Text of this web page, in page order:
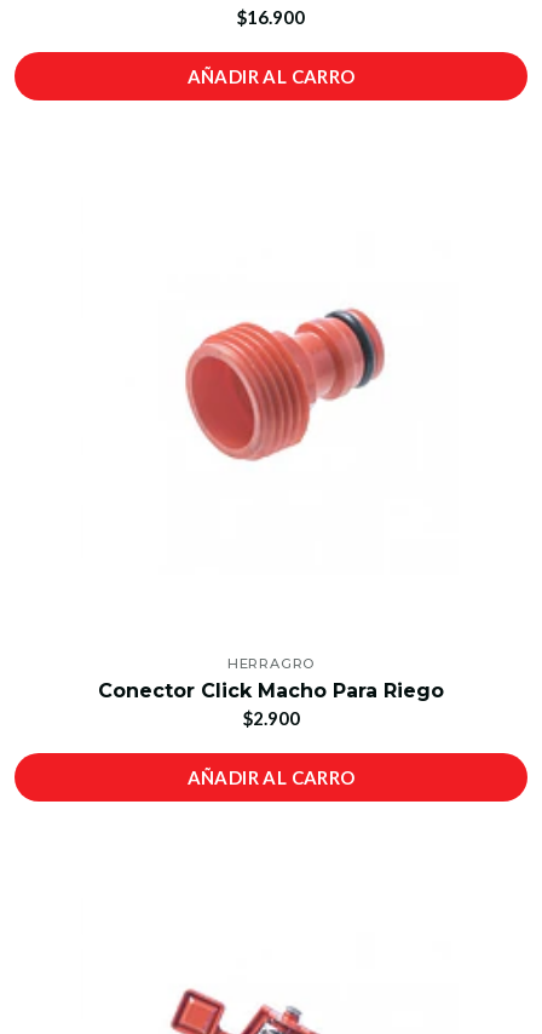
$16.900
AÑADIR AL CARRO
HERRAGRO
Conector Click Macho Para Riego
$2.900
AÑADIR AL CARRO